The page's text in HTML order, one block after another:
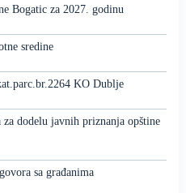
Bogatic za 2027. godinu
sredine
KO Dublje
dodelu javnih priznanja opštine
sa građanima